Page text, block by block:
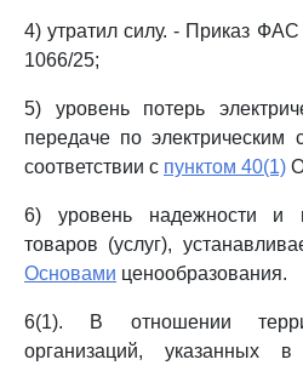
4) утратил силу. - Приказ
1066/25;
5) уровень потерь
передаче по электрическим
соответствии с пунктом 40(1)
6) уровень надежности и
товаров (услуг),
Основами ценообразования.
6(1). В отношении
организаций, указанных в